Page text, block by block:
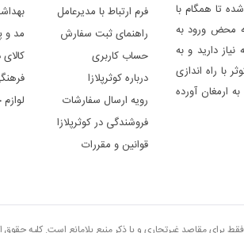
تا همگام با
محض ورود به
دارید و به
با راه اندازی
ارمغان آورده
فرم ارتباط با مدیرعامل
راهنمای ثبت سفارش
حساب کاربری
درباره کوثرپلازا
رویه ارسال سفارشات
فروشندگی در کوثرپلازا
قوانین و مقررات
مد و
فقط برای مقاصد غیرتجاری و با ذکر منبع بلامانع است. کلیه